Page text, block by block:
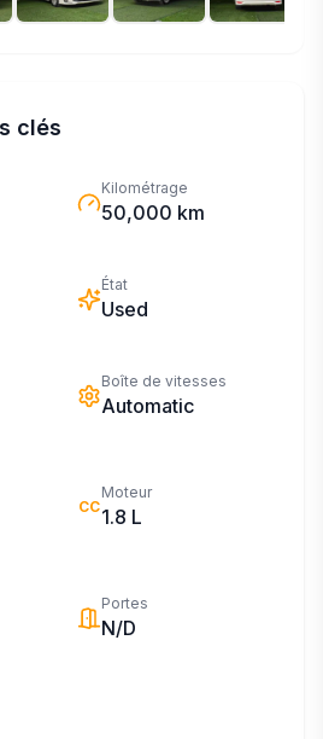
clés
Kilométrage
50,000 km
État
Used
Boîte de vitesses
Automatic
CC
Moteur
1.8 L
Portes
N/D